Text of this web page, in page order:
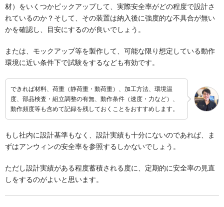
材）をいくつかピックアップして、実際安全率がどの程度で設計さ
れているのか？そして、その装置は納入後に強度的な不具合が無い
かを確認し、目安にするのが良いでしょう。
または、モックアップ等を製作して、可能な限り想定している動作
環境に近い条件下で試験をするなども有効です。
できれば材料、荷重（静荷重・動荷重）、加工方法、環境温
度、部品検査・組立調整の有無、動作条件（速度・力など）、
動作頻度等も含めて記録を残しておくことをおすすめします。
もし社内に設計基準もなく、設計実績も十分にないのであれば、ま
ずはアンウィンの安全率を参照するしかないでしょう。
ただし設計実績がある程度蓄積される度に、定期的に安全率の見直
しをするのがよいと思います。